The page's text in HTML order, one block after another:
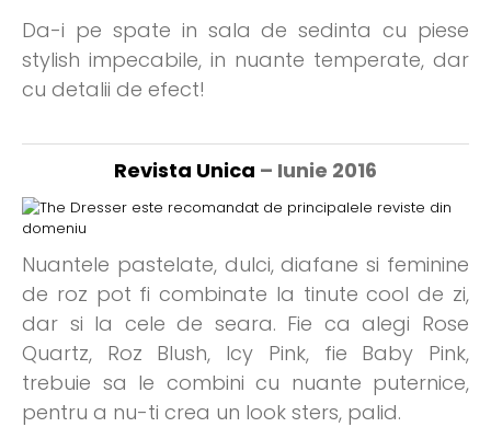
Da-i pe spate in sala de sedinta cu piese
stylish impecabile, in nuante temperate, dar
cu detalii de efect!
Revista Unica – Iunie 2016
Nuantele pastelate, dulci, diafane si feminine
de roz pot fi combinate la tinute cool de zi,
dar si la cele de seara. Fie ca alegi Rose
Quartz, Roz Blush, Icy Pink, fie Baby Pink,
trebuie sa le combini cu nuante puternice,
pentru a nu-ti crea un look sters, palid.